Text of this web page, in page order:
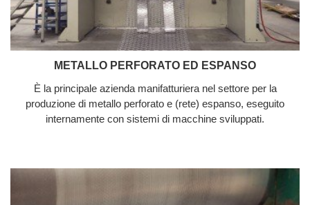
METALLO PERFORATO ED ESPANSO
È la principale azienda manifatturiera nel settore per la
produzione di metallo perforato e (rete) espanso, eseguito
internamente con sistemi di macchine sviluppati.